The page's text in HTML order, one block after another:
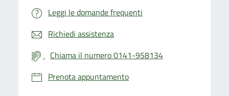
Leggi le domande frequenti
Richiedi assistenza
Chiama il numero 0141-958134
Prenota appuntamento